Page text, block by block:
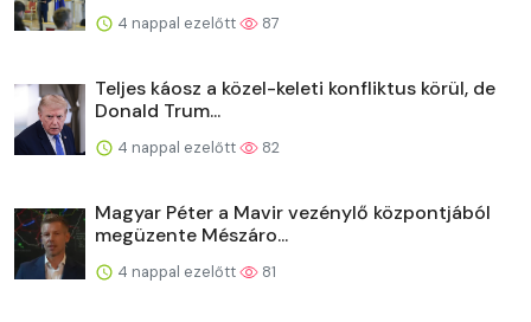
4 nappal ezelőtt 87
Teljes káosz a közel-keleti konfliktus körül, de
Donald Trum...
4 nappal ezelőtt 82
Magyar Péter a Mavir vezénylő központjából
megüzente Mészáro...
4 nappal ezelőtt 81